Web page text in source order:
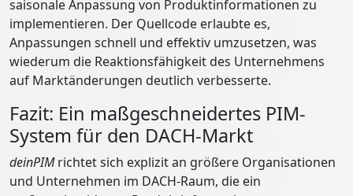
saisonale Anpassung von Produktinformationen zu
implementieren. Der Quellcode erlaubte es,
Anpassungen schnell und effektiv umzusetzen, was
wiederum die Reaktionsfähigkeit des Unternehmens
auf Marktänderungen deutlich verbesserte.
Fazit: Ein maßgeschneidertes PIM-
System für den DACH-Markt
deinPIMrichtet sich explizit an größere Organisationen
und Unternehmen im DACH-Raum, die ein